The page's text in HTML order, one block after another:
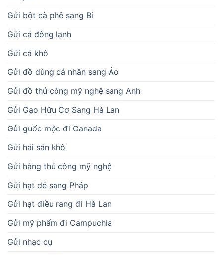
Gửi bột cà phê sang Bỉ
Gửi cá đông lạnh
Gửi cá khô
Gửi đồ dùng cá nhân sang Áo
Gửi đồ thủ công mỹ nghệ sang Anh
Gửi Gạo Hữu Cơ Sang Hà Lan
Gửi guốc mộc đi Canada
Gửi hải sản khô
Gửi hàng thủ công mỹ nghệ
Gửi hạt dẻ sang Pháp
Gửi hạt điều rang đi Hà Lan
Gửi mỹ phẩm đi Campuchia
Gửi nhạc cụ